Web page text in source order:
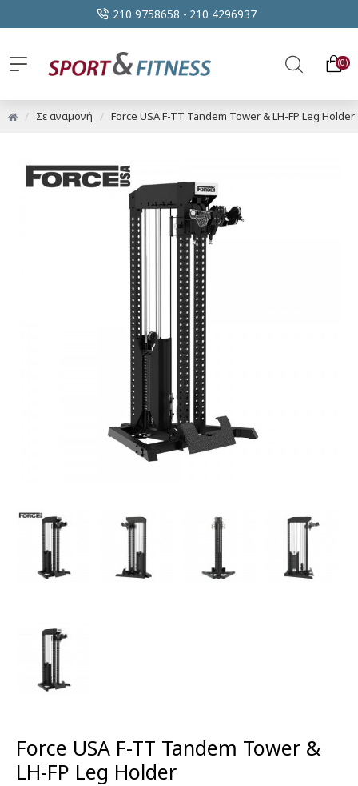
210 9758658 - 210 4296937
0
Σε αναμονή Force USA F-TT Tandem Tower & LH-FP Leg Holder
Force USA F-TT Tandem Tower &
LH-FP Leg Holder